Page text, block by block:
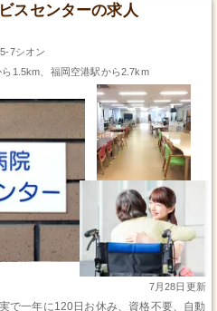
スセンターの求人
7シオン
1.5km、福岡空港駅から2.7km
7月28日更新
で一年に120日お休み、資格不要、自動